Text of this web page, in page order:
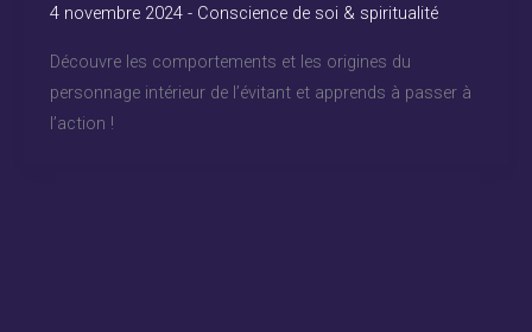
4 novembre 2024 - Conscience de soi & spiritualité
Découvre les comportements et les origines du
personnage intérieur de l’évitant et apprends à passer à
l’action !